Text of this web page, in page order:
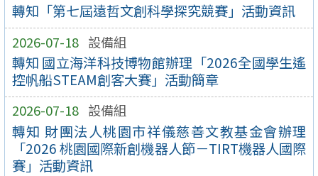
轉知「第七屆遠哲文創科學探究競賽」活動資訊
2026-07-18 設備組
轉知 國立海洋科技博物館辦理「2026全國學生遙
控帆船STEAM創客大賽」活動簡章
2026-07-18 設備組
轉知 財團法人桃園市祥儀慈善文教基金會辦理
「2026 桃園國際新創機器人節－TIRT機器人國際
賽」活動資訊